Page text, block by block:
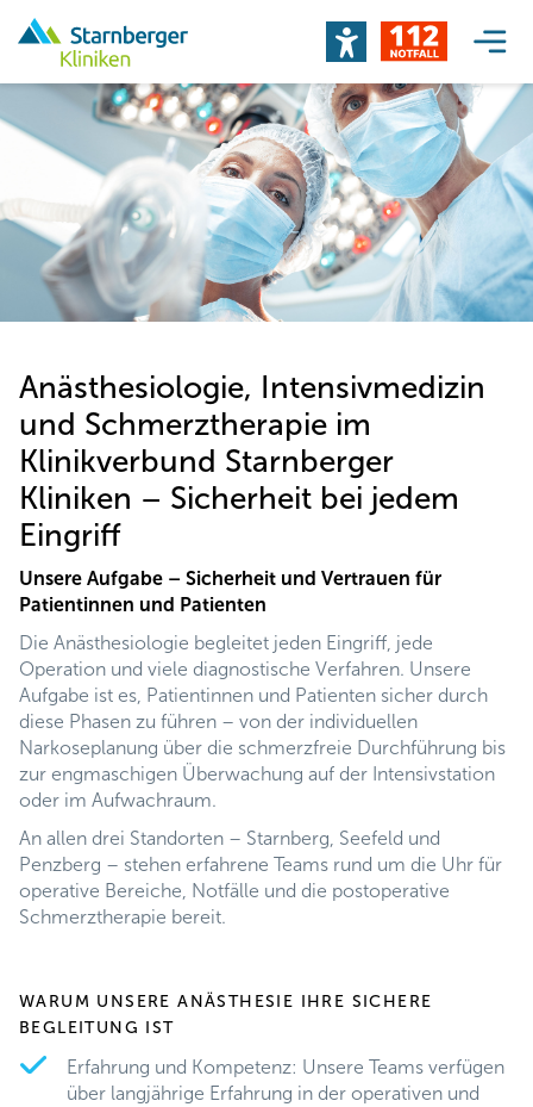
Anästhesiologie, Intensivmedizin
und Schmerztherapie im
Klinikverbund Starnberger
Kliniken – Sicherheit bei jedem
Eingriff
Unsere Aufgabe – Sicherheit und Vertrauen für
Patientinnen und Patienten
Die Anästhesiologie begleitet jeden Eingriff, jede
Operation und viele diagnostische Verfahren. Unsere
Aufgabe ist es, Patientinnen und Patienten sicher durch
diese Phasen zu führen – von der individuellen
Narkoseplanung über die schmerzfreie Durchführung bis
zur engmaschigen Überwachung auf der Intensivstation
oder im Aufwachraum.
An allen drei Standorten – Starnberg, Seefeld und
Penzberg – stehen erfahrene Teams rund um die Uhr für
operative Bereiche, Notfälle und die postoperative
Schmerztherapie bereit.
WARUM UNSERE ANÄSTHESIE IHRE SICHERE
BEGLEITUNG IST
Erfahrung und Kompetenz: Unsere Teams verfügen
über langjährige Erfahrung in der operativen und